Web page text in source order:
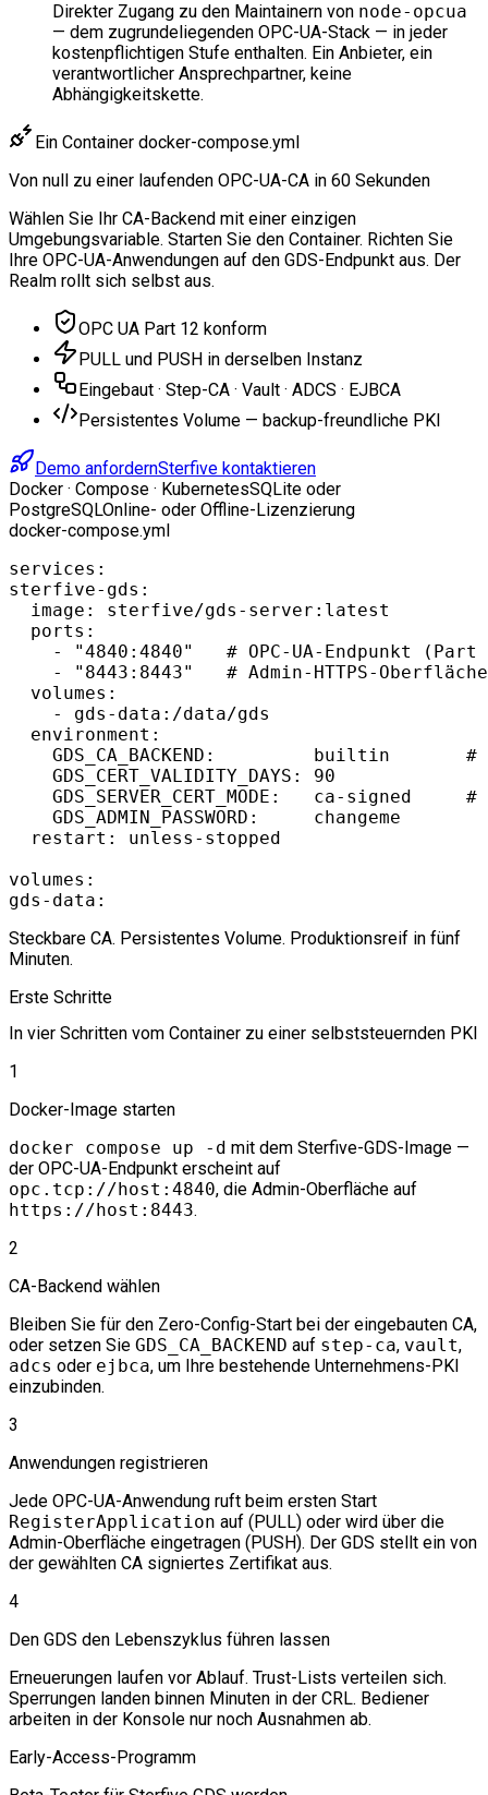
Direkter Zugang zu den Maintainern von node-opcua
— dem zugrundeliegenden OPC-UA-Stack — in jeder
kostenpflichtigen Stufe enthalten. Ein Anbieter, ein
verantwortlicher Ansprechpartner, keine
Abhängigkeitskette.
Ein Container docker-compose.yml
Von null zu einer laufenden OPC-UA-CA in 60 Sekunden
Wählen Sie Ihr CA-Backend mit einer einzigen
Umgebungsvariable. Starten Sie den Container. Richten Sie
Ihre OPC-UA-Anwendungen auf den GDS-Endpunkt aus. Der
Realm rollt sich selbst aus.
OPC UA Part 12 konform
PULL und PUSH in derselben Instanz
Eingebaut · Step-CA · Vault · ADCS · EJBCA
Persistentes Volume — backup-freundliche PKI
Demo anfordernSterfive kontaktieren
Docker · Compose · KubernetesSQLite oder
PostgreSQLOnline- oder Offline-Lizenzierung
docker-compose.yml
services:
sterfive-gds:
  image: sterfive/gds-server:latest
  ports:
- "4840:4840"   # OPC-UA-Endpunkt (Part
    - "8443:8443"   # Admin-HTTPS-Oberfläche
  volumes:
    - gds-data:/data/gds
  environment:
GDS_CA_BACKEND:         builtin
    GDS_CERT_VALIDITY_DAYS: 90
GDS_SERVER_CERT_MODE:   ca-signed     #
    GDS_ADMIN_PASSWORD:     changeme
  restart: unless-stopped
volumes:
Steckbare CA. Persistentes Volume. Produktionsreif in fünf
Minuten.
Erste Schritte
In vier Schritten vom Container zu einer selbststeuernden PKI
1
Docker-Image starten
docker compose up -d mit dem Sterfive-GDS-Image —
der OPC-UA-Endpunkt erscheint auf
opc.tcp://host:4840, die Admin-Oberfläche auf
https://host:8443.
2
CA-Backend wählen
Bleiben Sie für den Zero-Config-Start bei der eingebauten CA,
oder setzen Sie GDS_CA_BACKEND auf step-ca, vault,
adcs oder ejbca, um Ihre bestehende Unternehmens-PKI
einzubinden.
3
Anwendungen registrieren
Jede OPC-UA-Anwendung ruft beim ersten Start
RegisterApplication auf (PULL) oder wird über die
Admin-Oberfläche eingetragen (PUSH). Der GDS stellt ein von
der gewählten CA signiertes Zertifikat aus.
4
Den GDS den Lebenszyklus führen lassen
Erneuerungen laufen vor Ablauf. Trust-Lists verteilen sich.
Sperrungen landen binnen Minuten in der CRL. Bediener
arbeiten in der Konsole nur noch Ausnahmen ab.
Early-Access-Programm